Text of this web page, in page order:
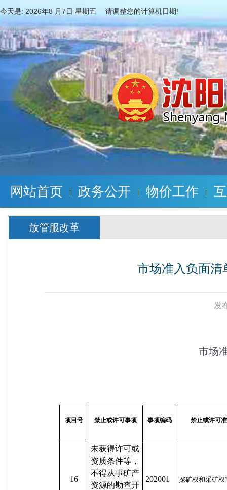
今天是: 2026年8 月7日 星期五 请调整您的计算机日期!
网站首页 政务公开 物价工作
放管服改革
市场准入负面
发
市场
项目号 禁止或许可事项 事项编码 禁止或许可
16
未获得许可或
资质条件等，
不得从事矿产
资源的勘查开
202001 探矿权和采矿权